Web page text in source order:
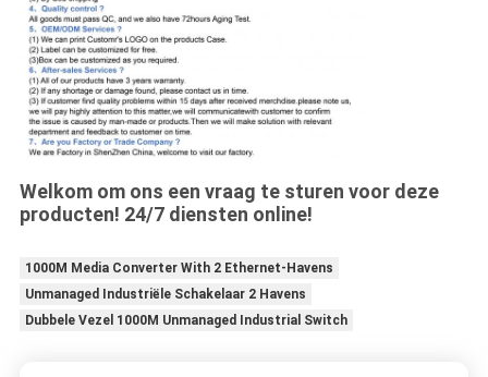
Welkom om ons een vraag te sturen voor deze
producten! 24/7 diensten online!
1000M Media Converter With 2 Ethernet-Havens
Unmanaged Industriële Schakelaar 2 Havens
Dubbele Vezel 1000M Unmanaged Industrial Switch